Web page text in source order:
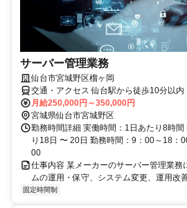
サーバー管理業務
仙台市宮城野区榴ヶ岡
交通・アクセス 仙台駅から徒歩10分以内
月給250,000円～350,000円
宮城県仙台市宮城野区
勤務時間詳細 実働時間：1日あたり8時
り18日 〜 20日 勤務時間：9：00～18：
00
仕事内容 某メーカーのサーバー管理業務
ムの運用・保守、システム変更、運用改善
固定時間制